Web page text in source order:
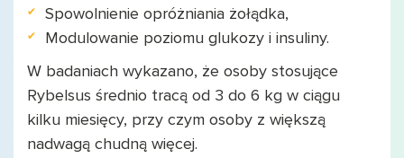
Spowolnienie opróżniania żołądka,
Modulowanie poziomu glukozy i insuliny.
W badaniach wykazano, że osoby stosujące
Rybelsus średnio tracą od 3 do 6 kg w ciągu
kilku miesięcy, przy czym osoby z większą
nadwagą chudną więcej.